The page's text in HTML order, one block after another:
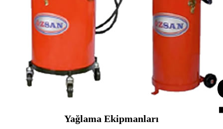
Yağlama Ekipmanları